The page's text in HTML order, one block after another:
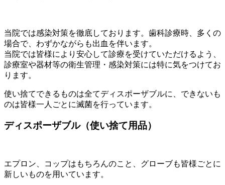
当院では感染対策を徹底しております。歯科診療時、多くの
場合で、わずかながらも出血を伴います。
当院では皆様により安心して診療を受けていただけるよう、
診療室や器材等の衛生管理・感染対策には特に気をつけてお
ります。
使い捨てできるものは全てディスポーザブルに、できないも
のは皆様一人ごとに滅菌を行っています。
ディスポーザブル（使い捨て用品）
エプロン、コップはもちろんのこと、グローブも皆様ごとに
新しいものを用いています。